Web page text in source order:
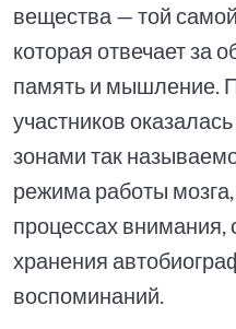
вещества — той самой
которая отвечает за
память и мышление.
участников
зонами так
режима работы
процессах
хранения
воспоминаний.